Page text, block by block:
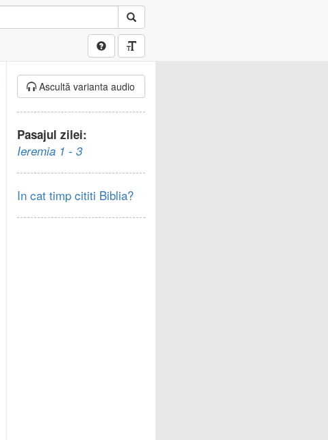
Ascultă varianta audio
Pasajul zilei:
Ieremia 1 - 3
In cat timp cititi Biblia?